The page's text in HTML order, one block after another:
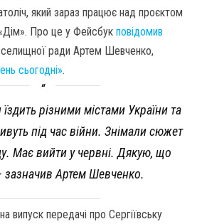
який зараз працює над проєктом
Про це у Фейсбук повідомив
селищної ради Артем Шевченко,
сьогодні».
їздить різними містами України та
під час війни. Знімали сюжет
Має вийти у червні. Дякую, що
зазначив Артем Шевченко.
випуск передачі про Сергіївську